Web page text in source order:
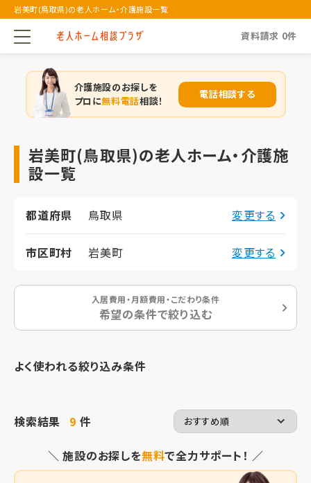
岩美町(鳥取県)の老人ホーム・介護施設一覧
資料請求 0件
介護施設のお探しを
プロに無料電話相談！
電話相談する
岩美町(鳥取県)の老人ホーム・介護施
設一覧
都道府県 鳥取県 変更する
市区町村 岩美町 変更する
入居費用・月額費用・こだわり条件
希望の条件で絞り込む
よく使われる絞り込み条件
検索結果 9 件
＼ 施設のお探しを無料で全力サポート！ ／